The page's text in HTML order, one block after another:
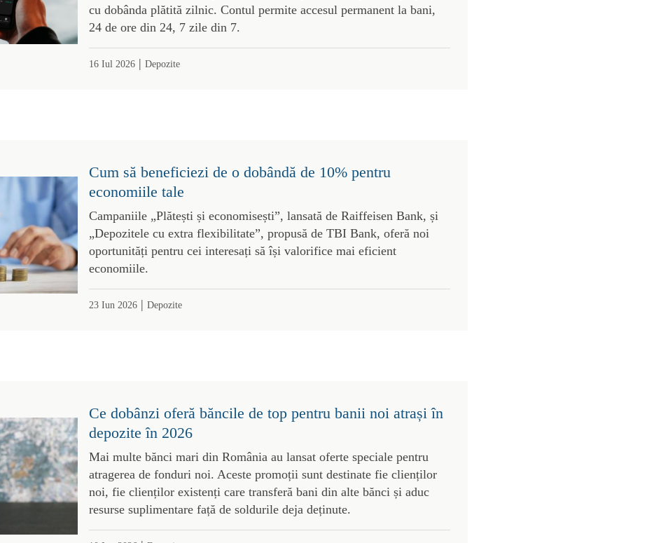
cu dobânda plătită zilnic. Contul permite accesul permanent la bani,
24 de ore din 24, 7 zile din 7.
16 Iul 2026| Depozite
Cum să beneficiezi de o dobândă de 10% pentru
economiile tale
Campaniile „Plătești și economisești”, lansată de Raiffeisen Bank, și
„Depozitele cu extra flexibilitate”, propusă de TBI Bank, oferă noi
oportunități pentru cei interesați să își valorifice mai eficient
economiile.
23 Iun 2026| Depozite
Ce dobânzi oferă băncile de top pentru banii noi atrași în
depozite în 2026
Mai multe bănci mari din România au lansat oferte speciale pentru
atragerea de fonduri noi. Aceste promoții sunt destinate fie clienților
noi, fie clienților existenți care transferă bani din alte bănci și aduc
resurse suplimentare față de soldurile deja deținute.